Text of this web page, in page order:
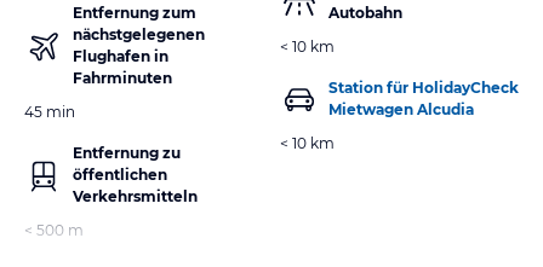
Entfernung zum
nächstgelegenen
Flughafen in
Fahrminuten
45 min
Entfernung zu
öffentlichen
Verkehrsmitteln
< 500 m
Autobahn
< 10 km
Station für HolidayCheck
Mietwagen Alcudia
< 10 km